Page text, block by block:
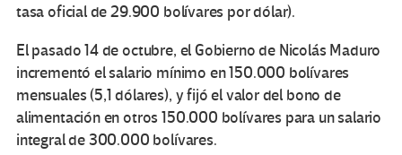
tasa oficial de 29.900 bolívares por dólar).
El pasado 14 de octubre, el Gobierno de Nicolás Maduro
incrementó el salario mínimo en 150.000 bolívares
mensuales (5,1 dólares), y fijó el valor del bono de
alimentación en otros 150.000 bolívares para un salario
integral de 300.000 bolívares.